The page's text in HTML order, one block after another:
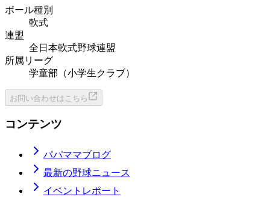
ボール種別
軟式
連盟
全日本軟式野球連盟
所属リーグ
学童部（小学生クラブ）
お問い合わせはこちら
コンテンツ
パパママブログ
最新の野球ニュース
イベントレポート